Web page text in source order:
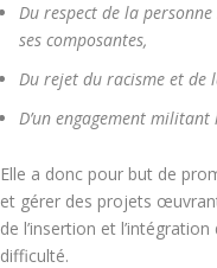
Du respect de la
ses composantes,
Du rejet du racisme et de
D’un engagement militant
Elle a donc pour but de
et gérer des projets
de l’insertion et
difficulté.